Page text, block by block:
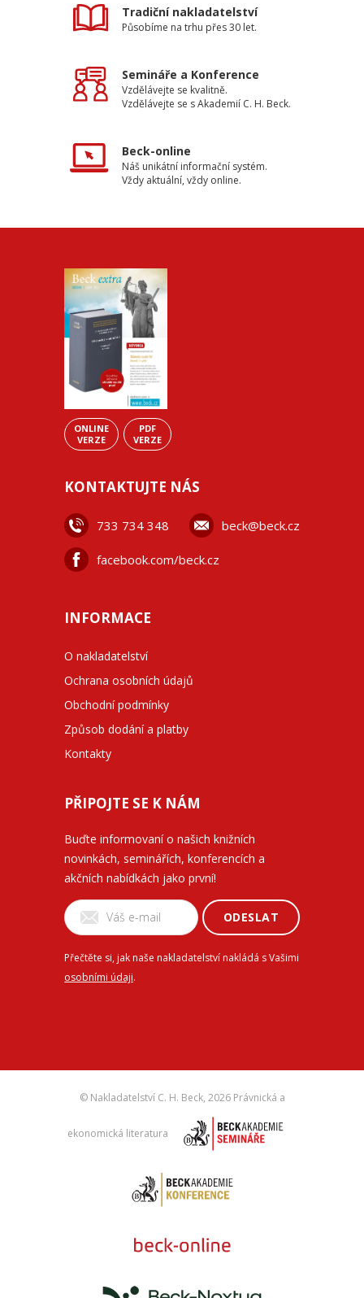
Tradiční nakladatelství
Působíme na trhu přes 30 let.
Semináře a Konference
Vzdělávejte se kvalitně.
Vzdělávejte se s Akademií C. H. Beck.
Beck-online
Náš unikátní informační systém.
Vždy aktuální, vždy online.
ONLINE
VERZE
PDF
VERZE
KONTAKTUJTE NÁS
733 734 348 beck@beck.cz
facebook.com/beck.cz
INFORMACE
O nakladatelství
Ochrana osobních údajů
Obchodní podmínky
Způsob dodání a platby
Kontakty
PŘIPOJTE SE K NÁM
Buďte informovaní o našich knižních
novinkách, seminářích, konferencích a
akčních nabídkách jako první!
ODESLAT
Přečtěte si, jak naše nakladatelství nakládá s Vašimi
osobními údaji.
© Nakladatelství C. H. Beck, 2026 Právnická a
ekonomická literatura